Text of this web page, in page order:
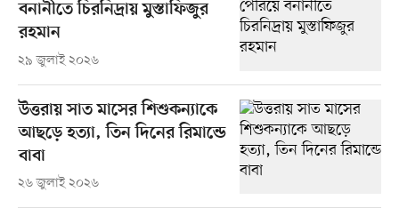
বনানীতে চিরনিদ্রায় মুস্তাফিজুর
রহমান
২৯ জুলাই ২০২৬
উত্তরায় সাত মাসের শিশুকন্যাকে
আছড়ে হত্যা, তিন দিনের রিমান্ডে
বাবা
২৬ জুলাই ২০২৬